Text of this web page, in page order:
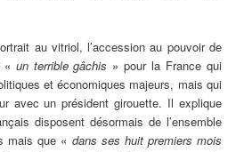
au vitriol, l’accession au pouvoir de
« un terrible gâchis » pour la France qui
et économiques majeurs, mais qui
avec un président girouette. Il explique
disposent désormais de l’ensemble
mais que « dans ses huit premiers mois